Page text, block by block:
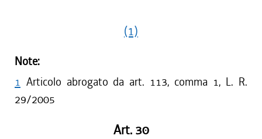
(1)
Note:
1 Articolo abrogato da art. 113, comma 1, L. R.
29/2005
Art. 30